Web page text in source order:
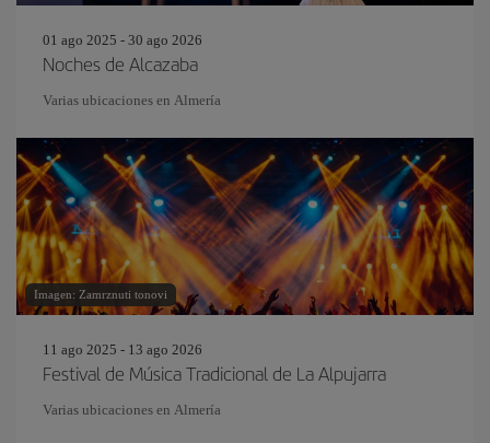
01 ago 2025 - 30 ago 2026
Noches de Alcazaba
Varias ubicaciones en Almería
Imagen: Zamrznuti tonovi
11 ago 2025 - 13 ago 2026
Festival de Música Tradicional de La Alpujarra
Varias ubicaciones en Almería